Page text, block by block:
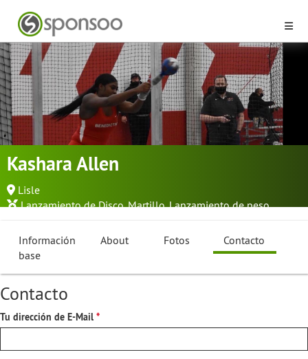
Kashara Allen
Lisle
Lanzamiento de Disco,Martillo,Lanzamiento de peso...
Información
base
About Fotos Contacto
Contacto
Tu dirección de E-Mail